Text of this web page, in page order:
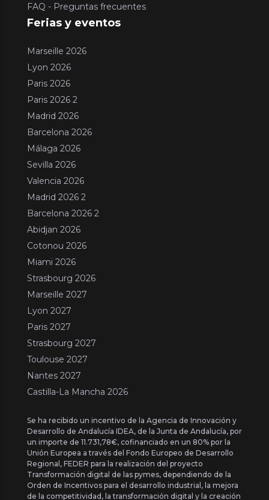
FAQ - Preguntas frecuentes
Ferias y eventos
Marseille 2026
Lyon 2026
Paris 2026
Paris 2026 2
Madrid 2026
Barcelona 2026
Málaga 2026
Sevilla 2026
Valencia 2026
Madrid 2026 2
Barcelona 2026 2
Abidjan 2026
Cotonou 2026
Miami 2026
Strasbourg 2026
Marseille 2027
Lyon 2027
Paris 2027
Strasbourg 2027
Toulouse 2027
Nantes 2027
Castilla-La Mancha 2026
Se ha recibido un incentivo de la Agencia de Innovación y
Desarrollo de Andalucía IDEA, de la Junta de Andalucía, por
un importe de 11.731,78€, cofinanciado en un 80% por la
Unión Europea a través del Fondo Europeo de Desarrollo
Regional, FEDER para la realización del proyecto
Transformación digital de las pymes, dependiendo de la
Orden de Incentivos para el desarrollo industrial, la mejora
de la competitividad, la transformación digital y la creación